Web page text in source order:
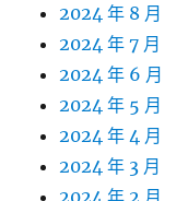
2024 年 8 月
2024 年 7 月
2024 年 6 月
2024 年 5 月
2024 年 4 月
2024 年 3 月
2024 年 2 月